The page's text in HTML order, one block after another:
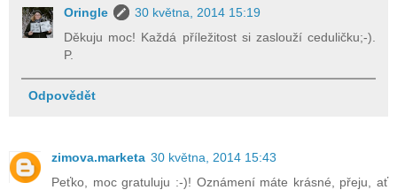
Oringle
30 května, 2014 15:19
Děkuju moc! Každá příležitost si zaslouží ceduličku;-).
P.
Odpovědět
zimova.marketa 30 května, 2014 15:43
Peťko, moc gratuluju :-)! Oznámení máte krásné, přeju, ať